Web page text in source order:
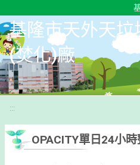
基隆市天外天垃
(焚化)廠
:::
OPACITY單日24小